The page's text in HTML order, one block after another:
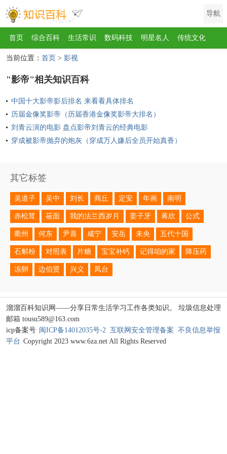
导航
首页 综合百科 生活常识 数码科技 明星名人 传统文化
互联网 健康 影视
运动 游戏 家电 地理
歌曲 动物 植物
当前位置： 首页 > 影视
"影帝"相关知识百科
中国十大影帝影后排名 来看看具体排名
历届金像奖影帝（历届香港金像奖影帝大排名）
刘青云演的电影 盘点影帝刘青云的经典电影
穿成被影帝抛弃的炮灰（穿成万人嫌后全员开始真香）
其它标签
吴道子 吴中 刘长 商丘 定安 年画 南明
赤松茸 莜面 我的法兰西岁月 姜子牙 蒋欣 公式
衢州 何东 尹喜 咸宁 安岳 未央 五代十国
石斛粉 对照表 片糖 宝宝补钙 记得咱的家 降压药
冻卵 边伯贤 兴义 凤台
溜溜百科知识网——分享日常生活学习工作各类知识。 垃圾信息处理
邮箱 tousu589@163.com
icp备案号 闽ICP备14012035号-2 互联网安全管理备案 不良信息举报
平台 Copyright 2023 www.6za.net All Rights Reserved